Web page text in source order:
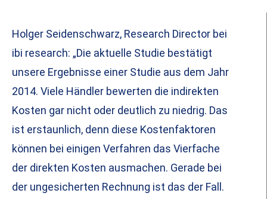
Holger Seidenschwarz, Research Director bei
ibi research: „Die aktuelle Studie bestätigt
unsere Ergebnisse einer Studie aus dem Jahr
2014. Viele Händler bewerten die indirekten
Kosten gar nicht oder deutlich zu niedrig. Das
ist erstaunlich, denn diese Kostenfaktoren
können bei einigen Verfahren das Vierfache
der direkten Kosten ausmachen. Gerade bei
der ungesicherten Rechnung ist das der Fall.